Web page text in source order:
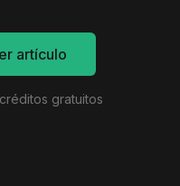
artículo
gratuitos